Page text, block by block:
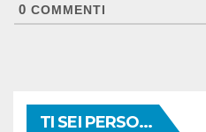
0 COMMENTI
TI SEI PERSO...